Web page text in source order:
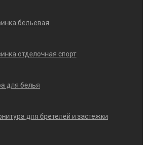
бельевая
отделочная спорт
для белья
для бретелей и застежки